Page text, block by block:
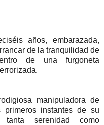
años, embarazada,
de la tranquilidad de
de una furgoneta
manipuladora de
instantes de su
serenidad como